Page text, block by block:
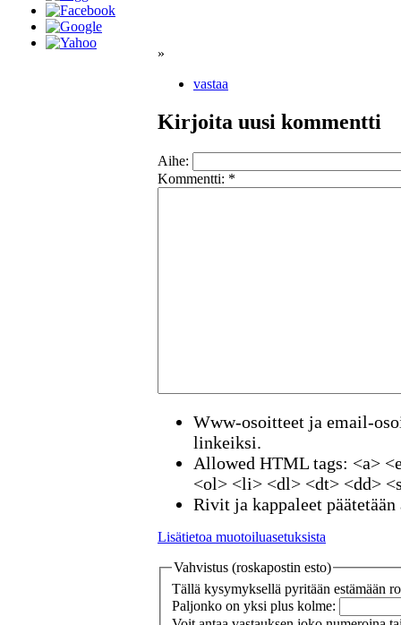
»
vastaa
Kirjoita uusi kommentti
Aihe:
Kommentti: *
Www-osoitteet ja email-
linkeiksi.
Allowed HTML tags: <a>
<ol> <li> <dl> <dt> <dd>
Rivit ja kappaleet
Lisätietoa muotoiluasetuksista
Vahvistus (roskapostin esto)
Tällä kysymyksellä pyritään estämään
Paljonko on yksi plus kolme: